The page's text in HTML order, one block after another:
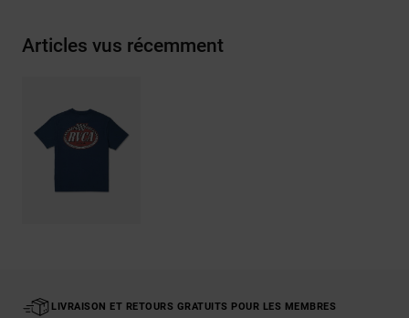
Articles vus récemment
LIVRAISON ET RETOURS GRATUITS POUR LES MEMBRES